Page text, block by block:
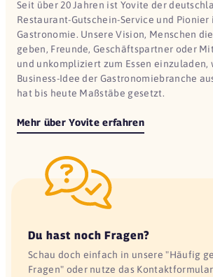
Seit über 20 Jahren ist Yovite der
Restaurant-Gutschein-Service und Pionier
Gastronomie. Unsere Vision, Menschen
geben, Freunde, Geschäftspartner oder
und unkompliziert zum Essen einzuladen,
Business-Idee der Gastronomiebranche
hat bis heute Maßstäbe gesetzt.
Mehr über Yovite erfahren
Du hast noch Fragen?
Schau doch einfach in unsere "Häufig
Fragen" oder nutze das